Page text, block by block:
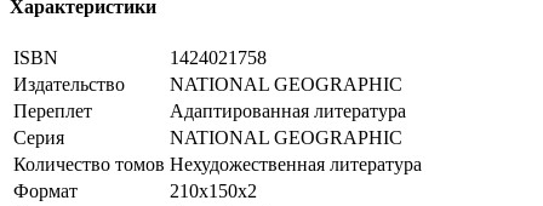
Характеристики
ISBN
1424021758
Издательство
NATIONAL GEOGRAPHIC
Переплет
Адаптированная литература
Серия
NATIONAL GEOGRAPHIC
Количество томов Нехудожественная литература
Формат
210x150x2